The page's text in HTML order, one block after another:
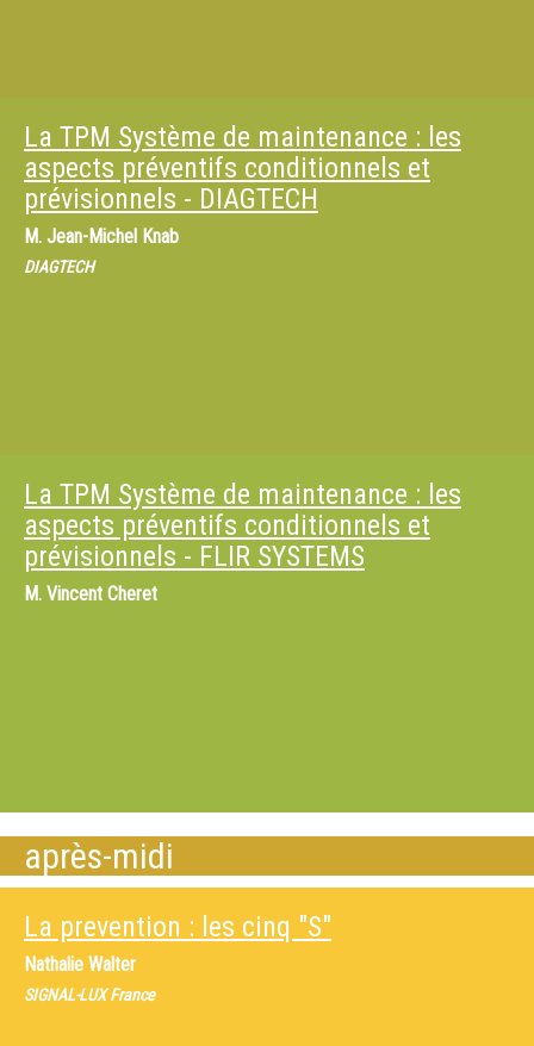
La TPM Système de maintenance : les
aspects préventifs conditionnels et
prévisionnels - DIAGTECH
M. Jean-Michel Knab
DIAGTECH
La TPM Système de maintenance : les
aspects préventifs conditionnels et
prévisionnels - FLIR SYSTEMS
M. Vincent Cheret
après-midi
La prevention : les cinq "S"
Nathalie Walter
SIGNAL-LUX France